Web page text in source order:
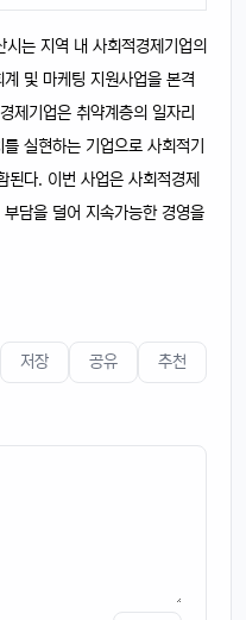
는 지역 내 사회적경제기업의
및 마케팅 지원사업을 본격
제기업은 취약계층의 일자리
실현하는 기업으로 사회적기
된다. 이번 사업은 사회적경제
담을 덜어 지속가능한 경영을
저장 공유 추천